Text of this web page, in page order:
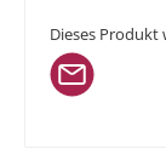
Dieses